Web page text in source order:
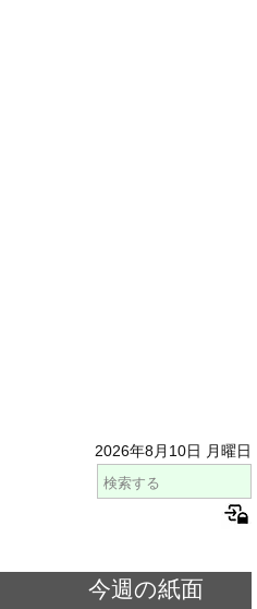
2026年8月10日 月曜日
今週の紙面